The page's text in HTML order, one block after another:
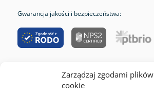
Zarządzaj zgodami plików
cookie
Gwarancja jakości i bezpieczeństwa: